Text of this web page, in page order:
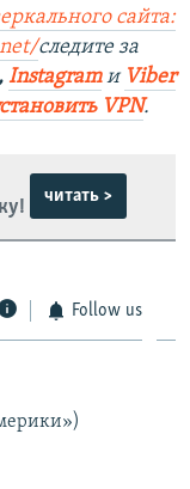
сайта:
следите за
Instagramи Viber
VPN.
читать >
Follow us